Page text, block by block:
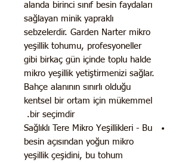
alanda birinci sınıf besin faydaları
sağlayan minik yapraklı
sebzelerdir. Garden Narter mikro
yeşillik tohumu, profesyoneller
gibi birkaç gün içinde toplu halde
mikro yeşillik yetiştirmenizi sağlar.
Bahçe alanının sınırlı olduğu
kentsel bir ortam için mükemmel
bir seçimdir.
Sağlıklı Tere Mikro Yeşillikleri - Bu
besin açısından yoğun mikro
yeşillik çeşidini, bu tohum